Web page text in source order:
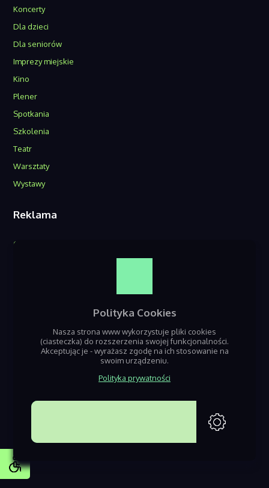
Koncerty
Dla dzieci
Dla seniorów
Imprezy miejskie
Kino
Plener
Spotkania
Szkolenia
Teatr
Warsztaty
Wystawy
Reklama
O nas
Sosnowca i Dąbrowy Górniczej – dobrze trafiłeś! Nazaglebiu.pl to seriws
poświęcony gromadzeniu informacji o nadchodzacych eventach i
Polityka Cookies
Nasza strona www wykorzystuje pliki cookies
(ciasteczka) do rozszerzenia swojej funkcjonalności.
Akceptując je - wyrażasz zgodę na ich stosowanie na
swoim urządzeniu.
Polityka prywatności